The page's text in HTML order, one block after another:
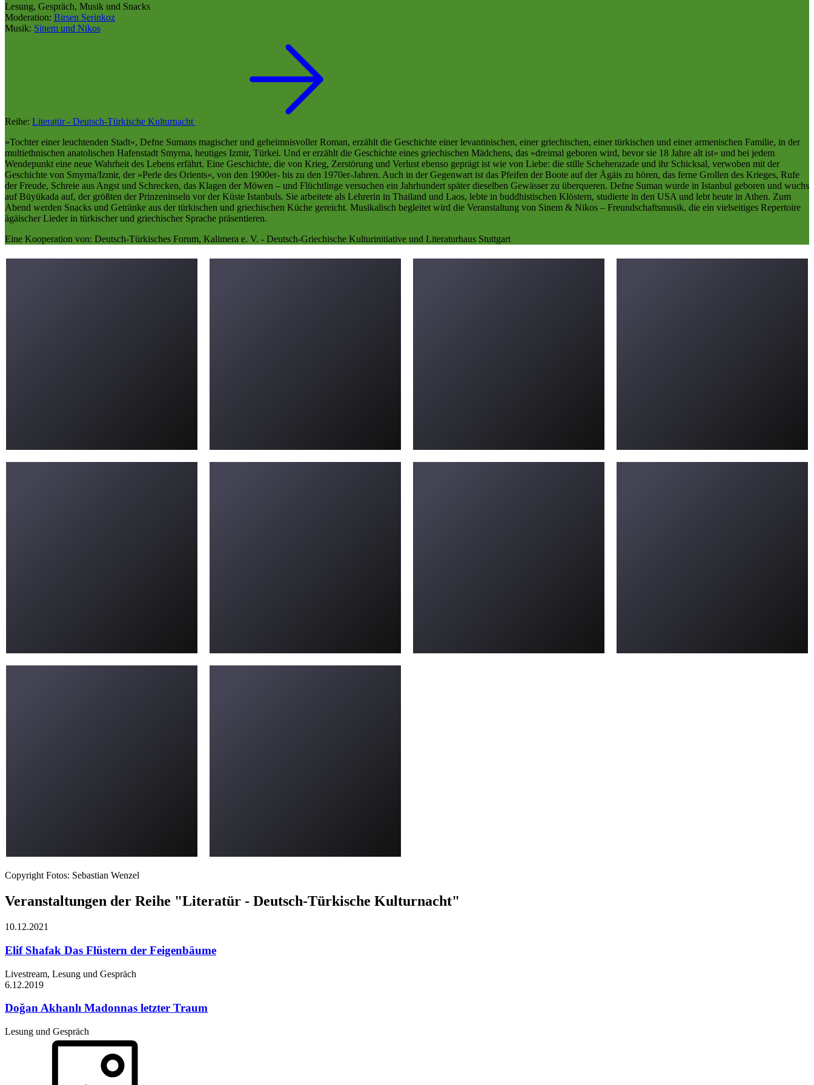
Lesung, Gespräch, Musik und Snacks
Moderation: Birsen Serinkoz
Musik: Sinem und Nikos
Reihe: Literatür - Deutsch-Türkische Kulturnacht
»Tochter einer leuchtenden Stadt«, Defne Sumans magischer und geheimnisvoller Roman, erzählt die Geschichte einer levantinischen, einer griechischen, einer türkischen und einer armenischen Familie, in der
multiethnischen anatolischen Hafenstadt Smyrna, heutiges Izmir, Türkei. Und er erzählt die Geschichte eines griechischen Mädchens, das »dreimal geboren wird, bevor sie 18 Jahre alt ist« und bei jedem
Wendepunkt eine neue Wahrheit des Lebens erfährt. Eine Geschichte, die von Krieg, Zerstörung und Verlust ebenso geprägt ist wie von Liebe: die stille Scheherazade und ihr Schicksal, verwoben mit der
Geschichte von Smyrna/Izmir, der »Perle des Orients«, von den 1900er- bis zu den 1970er-Jahren. Auch in der Gegenwart ist das Pfeifen der Boote auf der Ägäis zu hören, das ferne Grollen des Krieges, Rufe
der Freude, Schreie aus Angst und Schrecken, das Klagen der Möwen – und Flüchtlinge versuchen ein Jahrhundert später dieselben Gewässer zu überqueren. Defne Suman wurde in Istanbul geboren und wuchs
auf Büyükada auf, der größten der Prinzeninseln vor der Küste Istanbuls. Sie arbeitete als Lehrerin in Thailand und Laos, lebte in buddhistischen Klöstern, studierte in den USA und lebt heute in Athen. Zum
Abend werden Snacks und Getränke aus der türkischen und griechischen Küche gereicht. Musikalisch begleitet wird die Veranstaltung von Sinem & Nikos – Freundschaftsmusik, die ein vielseitiges Repertoire
ägäischer Lieder in türkischer und griechischer Sprache präsentieren.
Eine Kooperation von: Deutsch-Türkisches Forum, Kalimera e. V. - Deutsch-Griechische Kulturinitiative und Literaturhaus Stuttgart
Copyright Fotos: Sebastian Wenzel
Veranstaltungen der Reihe "Literatür - Deutsch-Türkische Kulturnacht"
10.12.2021
Elif Shafak Das Flüstern der Feigenbäume
Livestream, Lesung und Gespräch
6.12.2019
Doğan Akhanlı Madonnas letzter Traum
Lesung und Gespräch